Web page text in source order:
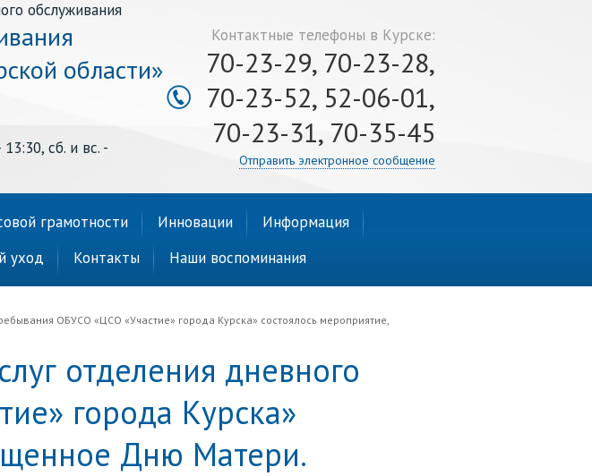
обслуживания
области»
сб. и вс. -
Контактные телефоны в Курске:
70-23-29, 70-23-28,
70-23-52, 52-06-01,
70-23-31, 70-35-45
Отправить электронное сообщение
грамотности Инновации
Информация
уход Контакты Наши воспоминания
ОБУСО «ЦСО «Участие» города Курска» состоялось мероприятие,
отделения дневного
города Курска»
Дню Матери.